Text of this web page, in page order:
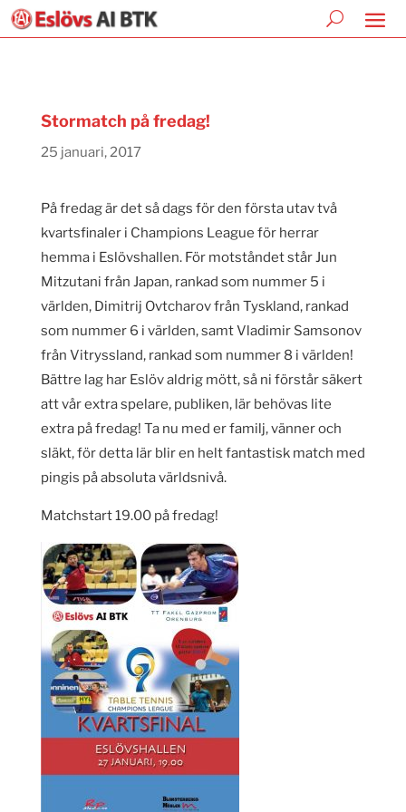
Stormatch på fredag!
25 januari, 2017
På fredag är det så dags för den första utav två
kvartsfinaler i Champions League för herrar
hemma i Eslövshallen. För motståndet står Jun
Mitzutani från Japan, rankad som nummer 5 i
världen, Dimitrij Ovtcharov från Tyskland, rankad
som nummer 6 i världen, samt Vladimir Samsonov
från Vitryssland, rankad som nummer 8 i världen!
Bättre lag har Eslöv aldrig mött, så ni förstår säkert
att vår extra spelare, publiken, lär behövas lite
extra på fredag! Ta nu med er familj, vänner och
släkt, för detta lär blir en helt fantastisk match med
pingis på absoluta världsnivå.
Matchstart 19.00 på fredag!